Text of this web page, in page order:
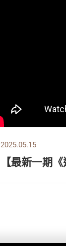
2025.05.15
【最新一期